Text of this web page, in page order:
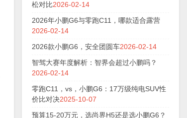
松对比2026-02-14
2026年小鹏G6与零跑C11，哪款适合露营
2026-02-14
2026款小鹏G6，安全团圆车2026-02-14
智驾大赛年度解析：智界会超过小鹏吗？
2026-02-14
零跑C11，vs，小鹏G6：17万级纯电SUV性
价比对决2025-10-07
预算15-20万元，选尚界H5还是选小鹏G6？